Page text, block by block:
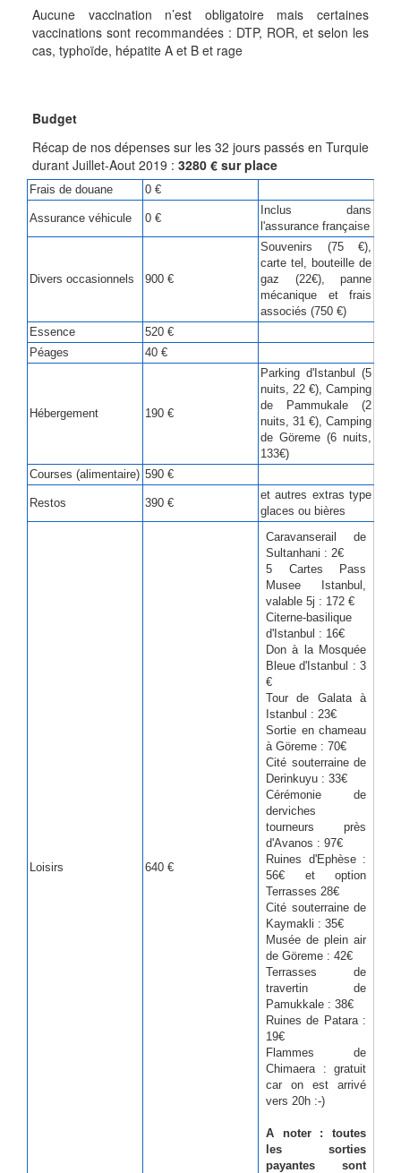
Aucune vaccination n’est obligatoire mais certaines
vaccinations sont recommandées : DTP, ROR, et selon les
cas, typhoïde, hépatite A et B et rage
Budget
Récap de nos dépenses sur les 32 jours passés en Turquie
durant Juillet-Aout 2019 : 3280 € sur place
Frais de douane 0 €
Assurance véhicule 0 €
Inclus dans
l'assurance française
Divers occasionnels 900 €
Souvenirs (75 €),
carte tel, bouteille de
gaz (22€), panne
mécanique et frais
associés (750 €)
Essence
520 €
Péages
40 €
Hébergement 190 €
Parking d'Istanbul (5
nuits, 22 €), Camping
de Pammukale (2
nuits, 31 €), Camping
de Göreme (6 nuits,
133€)
Courses (alimentaire) 590 €
Restos 390 €
et autres extras type
glaces ou bières
Loisirs 640 €
Caravanserail de
Sultanhani : 2€
5 Cartes Pass
Musee Istanbul,
valable 5j : 172 €
Citerne-basilique
d'Istanbul : 16€
Don à la Mosquée
Bleue d'Istanbul : 3
€
Tour de Galata à
Istanbul : 23€
Sortie en chameau
à Göreme : 70€
Cité souterraine de
Derinkuyu : 33€
Cérémonie de
derviches
tourneurs près
d'Avanos : 97€
Ruines d'Ephèse :
56€ et option
Terrasses 28€
Cité souterraine de
Kaymakli : 35€
Musée de plein air
de Göreme : 42€
Terrasses de
travertin de
Pamukkale : 38€
Ruines de Patara :
19€
Flammes de
Chimaera : gratuit
car on est arrivé
vers 20h :-)
A noter : toutes
les sorties
payantes sont